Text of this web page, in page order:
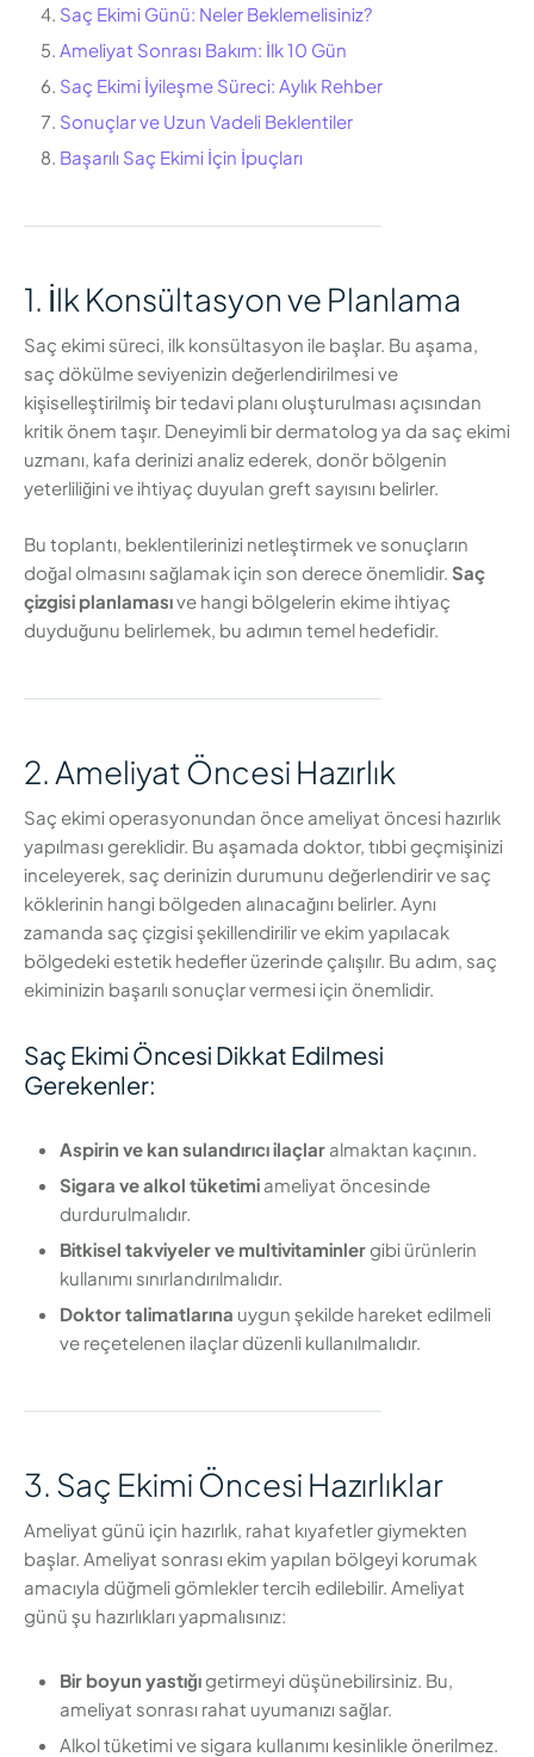
Saç Ekimi Günü: Neler Beklemelisiniz?
Ameliyat Sonrası Bakım: İlk 10 Gün
Saç Ekimi İyileşme Süreci: Aylık Rehber
Sonuçlar ve Uzun Vadeli Beklentiler
Başarılı Saç Ekimi İçin İpuçları
1. İlk Konsültasyon ve Planlama
Saç ekimi süreci, ilk konsültasyon ile başlar. Bu aşama,
saç dökülme seviyenizin değerlendirilmesi ve
kişiselleştirilmiş bir tedavi planı oluşturulması açısından
kritik önem taşır. Deneyimli bir dermatolog ya da saç ekimi
uzmanı, kafa derinizi analiz ederek, donör bölgenin
yeterliliğini ve ihtiyaç duyulan greft sayısını belirler.
Bu toplantı, beklentilerinizi netleştirmek ve sonuçların
doğal olmasını sağlamak için son derece önemlidir. Saç
çizgisi planlamasıve hangi bölgelerin ekime ihtiyaç
duyduğunu belirlemek, bu adımın temel hedefidir.
2. Ameliyat Öncesi Hazırlık
Saç ekimi operasyonundan önce ameliyat öncesi hazırlık
yapılması gereklidir. Bu aşamada doktor, tıbbi geçmişinizi
inceleyerek, saç derinizin durumunu değerlendirir ve saç
köklerinin hangi bölgeden alınacağını belirler. Aynı
zamanda saç çizgisi şekillendirilir ve ekim yapılacak
bölgedeki estetik hedefler üzerinde çalışılır. Bu adım, saç
ekiminizin başarılı sonuçlar vermesi için önemlidir.
Saç Ekimi Öncesi Dikkat Edilmesi
Gerekenler:
Aspirin ve kan sulandırıcı ilaçlar almaktan kaçının.
Sigara ve alkol tüketimi ameliyat öncesinde
durdurulmalıdır.
Bitkisel takviyeler ve multivitaminler gibi ürünlerin
kullanımı sınırlandırılmalıdır.
Doktor talimatlarına uygun şekilde hareket edilmeli
ve reçetelenen ilaçlar düzenli kullanılmalıdır.
3. Saç Ekimi Öncesi Hazırlıklar
Ameliyat günü için hazırlık, rahat kıyafetler giymekten
başlar. Ameliyat sonrası ekim yapılan bölgeyi korumak
amacıyla düğmeli gömlekler tercih edilebilir. Ameliyat
günü şu hazırlıkları yapmalısınız:
Bir boyun yastığı getirmeyi düşünebilirsiniz. Bu,
ameliyat sonrası rahat uyumanızı sağlar.
Alkol tüketimi ve sigara kullanımı kesinlikle önerilmez.